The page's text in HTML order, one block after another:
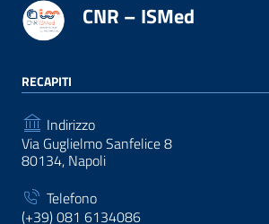
CNR – ISMed
RECAPITI
Indirizzo
Via Guglielmo Sanfelice 8
80134, Napoli
Telefono
(+39) 081 6134086